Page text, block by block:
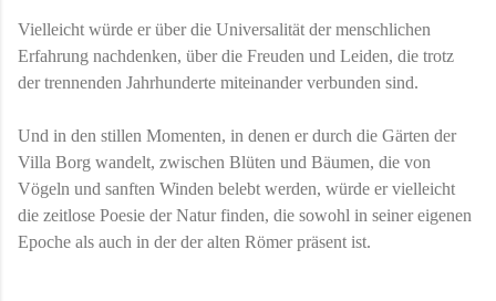
Vielleicht würde er über die Universalität der menschlichen
Erfahrung nachdenken, über die Freuden und Leiden, die trotz
der trennenden Jahrhunderte miteinander verbunden sind.
Und in den stillen Momenten, in denen er durch die Gärten der
Villa Borg wandelt, zwischen Blüten und Bäumen, die von
Vögeln und sanften Winden belebt werden, würde er vielleicht
die zeitlose Poesie der Natur finden, die sowohl in seiner eigenen
Epoche als auch in der der alten Römer präsent ist.